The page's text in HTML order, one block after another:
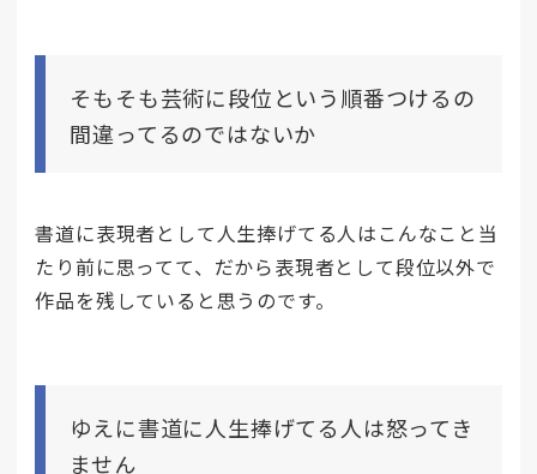
そもそも芸術に段位という順番つけるの
間違ってるのではないか
書道に表現者として人生捧げてる人はこんなこと当
たり前に思ってて、だから表現者として段位以外で
作品を残していると思うのです。
ゆえに書道に人生捧げてる人は怒ってき
ません